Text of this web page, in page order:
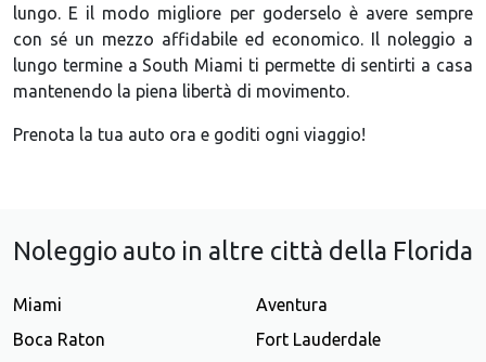
lungo. E il modo migliore per goderselo è avere sempre
con sé un mezzo affidabile ed economico. Il noleggio a
lungo termine a South Miami ti permette di sentirti a casa
mantenendo la piena libertà di movimento.
Prenota la tua auto ora e goditi ogni viaggio!
Noleggio auto in altre città della Florida
Miami
Aventura
Boca Raton
Fort Lauderdale